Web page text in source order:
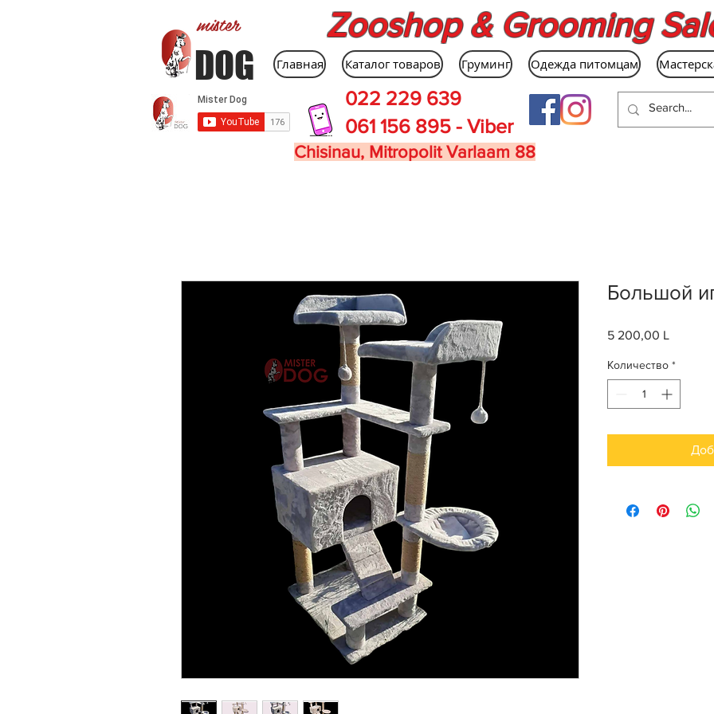
mister
DOG
Zooshop & Grooming
Главная Каталог товаров Груминг Одежда питомцам
022 229 639
061 156 895 - Viber
Chisinau, Mitropolit Varlaam 88
Большой
5 200,00 LЦена
Количество *